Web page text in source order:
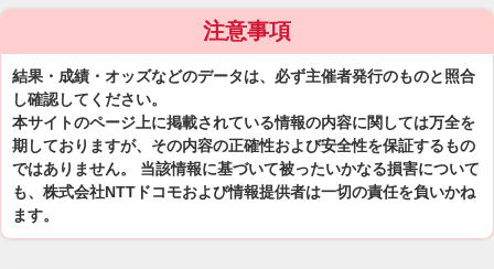
注意事項
結果・成績・オッズなどのデータは、必ず主催者発行のものと照合
し確認してください。
本サイトのページ上に掲載されている情報の内容に関しては万全を
期しておりますが、その内容の正確性および安全性を保証するもの
ではありません。 当該情報に基づいて被ったいかなる損害について
も、株式会社NTTドコモおよび情報提供者は一切の責任を負いかね
ます。